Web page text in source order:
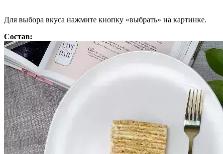
Для выбора вкуса нажмите кнопку «выбрать» на картинке.
Состав: